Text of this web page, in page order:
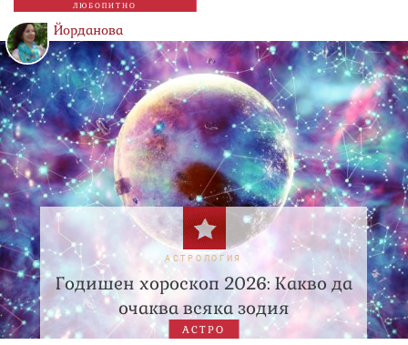
ЛЮБОПИТНО
Йорданова
АСТРОЛОГИЯ
Годишен хороскоп 2026: Какво да
очаква всяка зодия
АСТРО